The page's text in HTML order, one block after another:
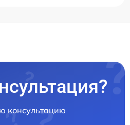
консультацию